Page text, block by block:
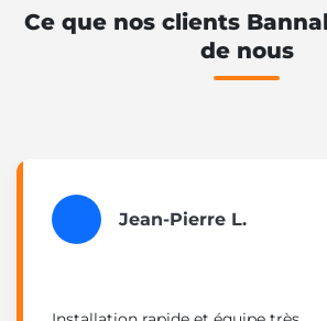
Ce que nos clients
de nous
Jean-Pierre L.